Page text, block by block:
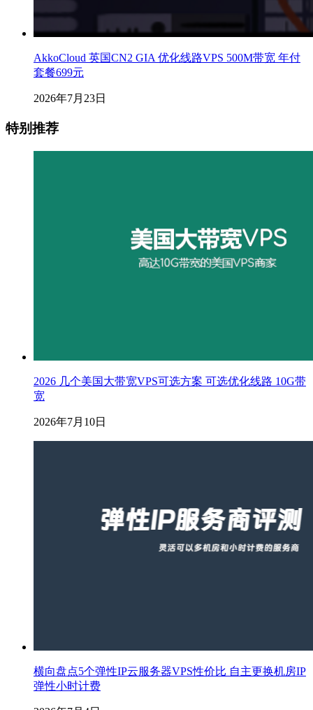
AkkoCloud 英国CN2 GIA 优化线路VPS 500M带宽 年付
套餐699元
2026年7月23日
特别推荐
2026 几个美国大带宽VPS可选方案 可选优化线路 10G带
宽
2026年7月10日
横向盘点5个弹性IP云服务器VPS性价比 自主更换机房IP
弹性小时计费